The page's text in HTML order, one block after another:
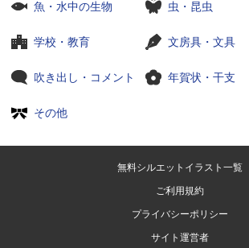
魚・水中の生物 虫・昆虫
学校・教育 文房具・文具
吹き出し・コメント 年賀状・干支
その他
無料シルエットイラスト一覧
ご利用規約
プライバシーポリシー
サイト運営者